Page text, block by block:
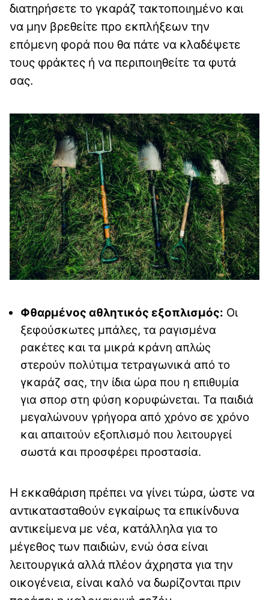
διατηρήσετε το γκαράζ τακτοποιημένο και
να μην βρεθείτε προ εκπλήξεων την
επόμενη φορά που θα πάτε να κλαδέψετε
τους φράκτες ή να περιποιηθείτε τα φυτά
σας.
Φθαρμένος αθλητικός εξοπλισμός: Οι
ξεφούσκωτες μπάλες, τα ραγισμένα
ρακέτες και τα μικρά κράνη απλώς
στερούν πολύτιμα τετραγωνικά από το
γκαράζ σας, την ίδια ώρα που η επιθυμία
για σπορ στη φύση κορυφώνεται. Τα παιδιά
μεγαλώνουν γρήγορα από χρόνο σε χρόνο
και απαιτούν εξοπλισμό που λειτουργεί
σωστά και προσφέρει προστασία.
Η εκκαθάριση πρέπει να γίνει τώρα, ώστε να
αντικατασταθούν εγκαίρως τα επικίνδυνα
αντικείμενα με νέα, κατάλληλα για το
μέγεθος των παιδιών, ενώ όσα είναι
λειτουργικά αλλά πλέον άχρηστα για την
οικογένεια, είναι καλό να δωρίζονται πριν